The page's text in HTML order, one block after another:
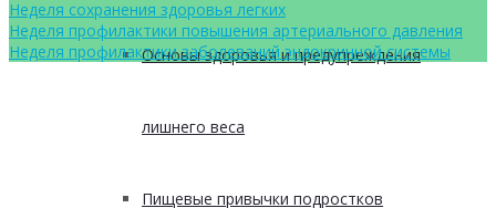
Основы здоровья и предупреждения
лишнего веса
Пищевые привычки подростков
Неделя сохранения здоровья легких
Неделя профилактики повышения артериального давления
Неделя профилактики заболеваний эндокринной системы